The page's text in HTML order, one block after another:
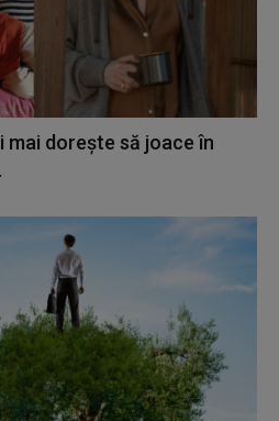
dorește să joace în